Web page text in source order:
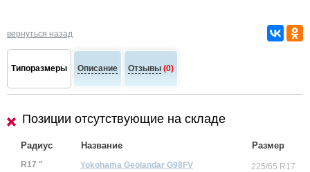
вернуться назад
Типоразмеры Описание Отзывы (0)
Позиции отсутствующие на складе
Радиус Название Размер
R17 " Yokohama Geolandar G98FV 225/65 R17